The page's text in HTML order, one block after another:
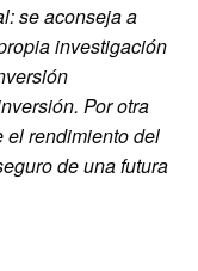
se aconseja a
investigación
Por otra
el rendimiento del
de una futura